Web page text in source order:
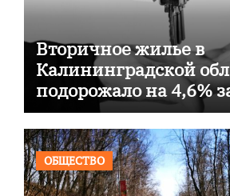
Вторичное жилье в
Калининградской
подорожало на 4,6%
ОБЩЕСТВО